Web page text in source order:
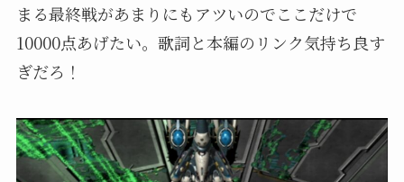
まる最終戦があまりにもアツいのでここだけで
10000点あげたい。歌詞と本編のリンク気持ち良す
ぎだろ！